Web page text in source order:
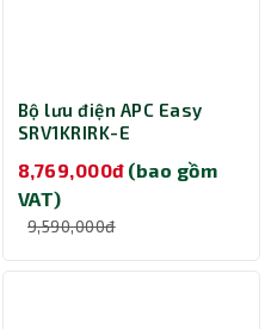
Bộ lưu điện APC Easy
SRV1KRIRK-E
8,769,000đ (bao gồm
VAT)
9,590,000đ